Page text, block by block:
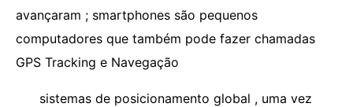
avançaram ; smartphones são pequenos
computadores que também pode fazer chamadas
GPS Tracking e Navegação
sistemas de posicionamento global , uma vez